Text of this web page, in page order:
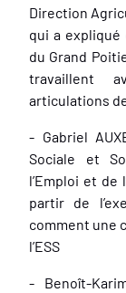
Direction
qui a
du Grand
travaillent
articulations
- Gabriel
Sociale et
l’Emploi et de
partir de
comment une
l’ESS
- Benoît-